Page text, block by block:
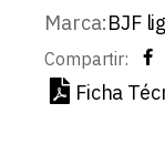
Marca:BJF
Compartir:
Ficha